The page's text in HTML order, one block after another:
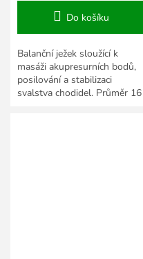
Do košíku
Balanční ježek sloužící k
masáži akupresurních bodů,
posilování a stabilizaci
svalstva chodidel. Průměr 16